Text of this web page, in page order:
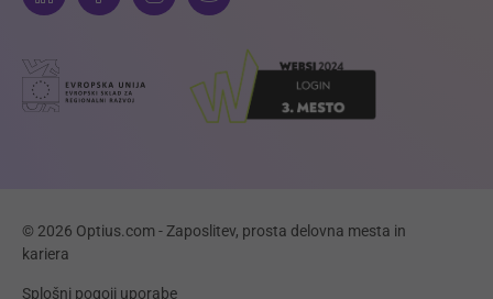
© 2026 Optius.com - Zaposlitev, prosta delovna mesta in
kariera
Splošni pogoji uporabe